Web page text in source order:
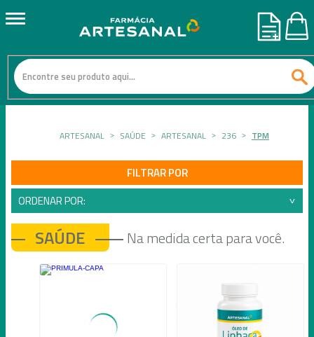
ARTESANAL SAÚDE ARTESANAL 236 TPM
FILTRAR POR
ORDENAR POR:
SAÚDE Na medida certa para você.